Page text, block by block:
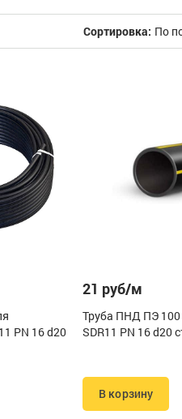
Сортировка:
PN 16 d20
21 руб/м
Труба ПНД ПЭ 100
SDR11 PN 16 d20
В корзину